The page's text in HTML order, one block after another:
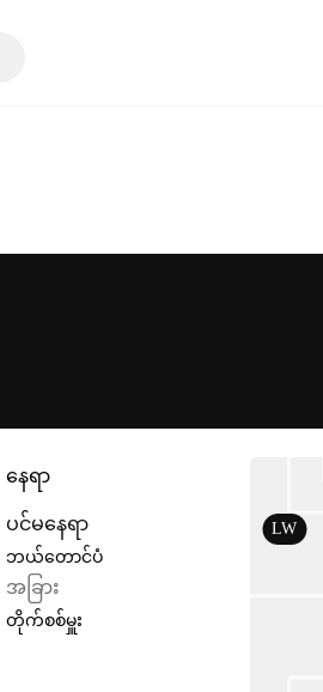
နေရာ
ပင်မနေရာ
ဘယ်တောင်ပံ
အခြား
တိုက်စစ်မှူး
LW